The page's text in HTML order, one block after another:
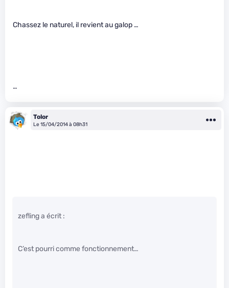
Chassez le naturel, il revient au galop …
…
Tolor
Le 15/04/2014 à 08h31
zefling a écrit :
C’est pourri comme fonctionnement…